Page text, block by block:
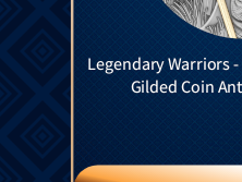
Legendary Warriors
Gilded Coin